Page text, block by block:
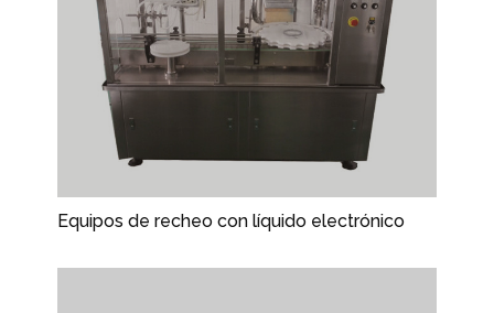
Equipos de recheo con líquido electrónico